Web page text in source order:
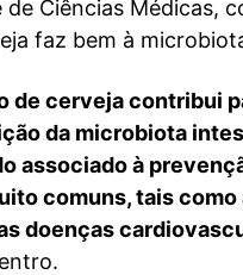
de Ciências Médicas,
faz bem à
de cerveja contribui
da microbiota
associado à
comuns, tais como
doenças